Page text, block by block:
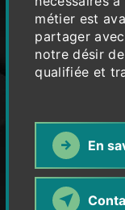
métier est
partager
notre désir
qualifiée et
En